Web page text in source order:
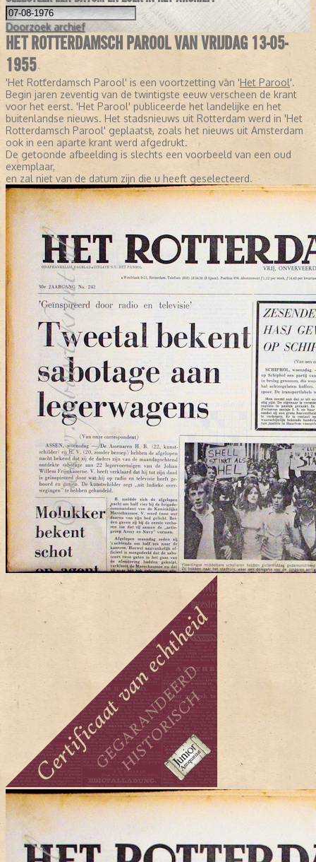
Doorzoek archief
HET ROTTERDAMSCH PAROOL VAN VRIJDAG 13-05-
1955
'Het Rotterdamsch Parool' is een voortzetting van 'Het Parool'.
Begin jaren zeventig van de twintigste eeuw verscheen de krant
voor het eerst. 'Het Parool' publiceerde het landelijke en het
buitenlandse nieuws. Het stadsnieuws uit Rotterdam werd in 'Het
Rotterdamsch Parool' geplaatst, zoals het nieuws uit Amsterdam
ook in een aparte krant werd afgedrukt.
De getoonde afbeelding is slechts een voorbeeld van een oud
exemplaar,
en zal niet van de datum zijn die u heeft geselecteerd.